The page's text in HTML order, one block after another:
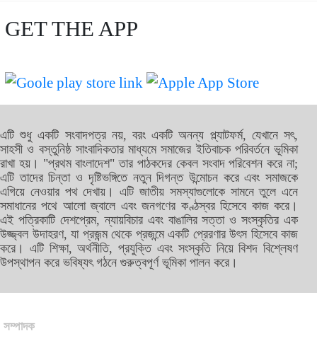
GET THE APP
এটি শুধু একটি সংবাদপত্র নয়, বরং একটি অনন্য প্ল্যাটফর্ম, যেখানে সৎ,
সাহসী ও বস্তুনিষ্ঠ সাংবাদিকতার মাধ্যমে সমাজের ইতিবাচক পরিবর্তনে ভূমিকা
রাখা হয়। "প্রথম বাংলাদেশ" তার পাঠকদের কেবল সংবাদ পরিবেশন করে না;
এটি তাদের চিন্তা ও দৃষ্টিভঙ্গিতে নতুন দিগন্ত উন্মোচন করে এবং সমাজকে
এগিয়ে নেওয়ার পথ দেখায়। এটি জাতীয় সমস্যাগুলোকে সামনে তুলে এনে
সমাধানের পথে আলো জ্বালে এবং জনগণের কণ্ঠস্বর হিসেবে কাজ করে।
এই পত্রিকাটি দেশপ্রেম, ন্যায়বিচার এবং বাঙালির সত্তা ও সংস্কৃতির এক
উজ্জ্বল উদাহরণ, যা প্রজন্ম থেকে প্রজন্মে একটি প্রেরণার উৎস হিসেবে কাজ
করে। এটি শিক্ষা, অর্থনীতি, প্রযুক্তি এবং সংস্কৃতি নিয়ে বিশদ বিশ্লেষণ
উপস্থাপন করে ভবিষ্যৎ গঠনে গুরুত্বপূর্ণ ভূমিকা পালন করে।
সম্পাদক